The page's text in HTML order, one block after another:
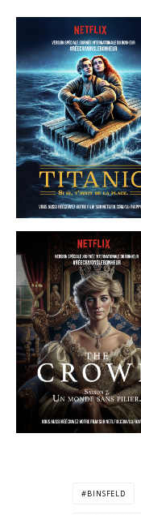
BINSFELD